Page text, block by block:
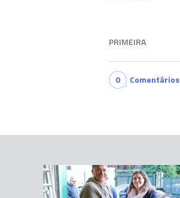
PRIMEIRA
0 Comentários